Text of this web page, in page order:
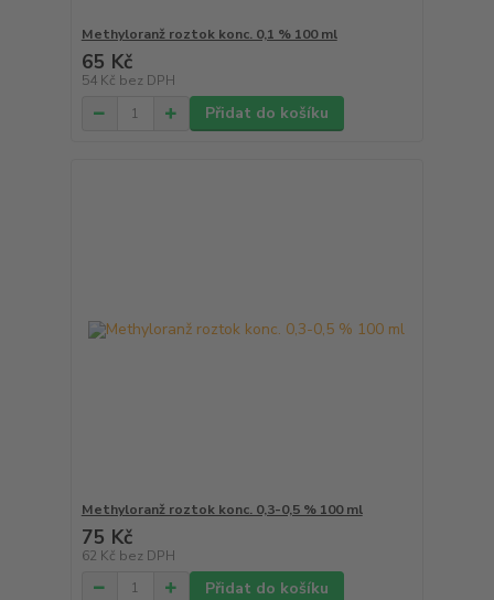
Methyloranž roztok konc. 0,1 % 100 ml
65 Kč
54 Kč bez DPH
Přidat do košíku
Methyloranž roztok konc. 0,3-0,5 % 100 ml
75 Kč
62 Kč bez DPH
Přidat do košíku